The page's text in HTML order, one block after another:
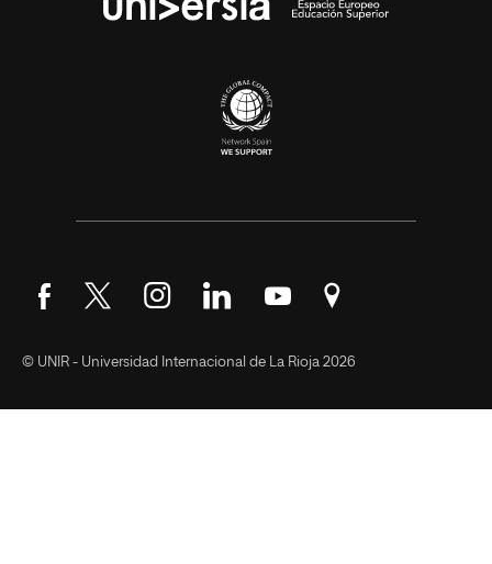
Síguenos en Facebook
Síguenos en Twitter
Síguenos en Instagram
Síguenos en LinkedIn
Síguenos en YouTube
Encuéntranos en
© UNIR - Universidad Internacional de La Rioja 2026